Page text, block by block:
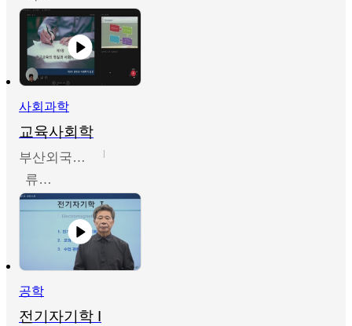
사회과학
교육사회학
부산외국어대학교
류영철
공학
전기자기학 I